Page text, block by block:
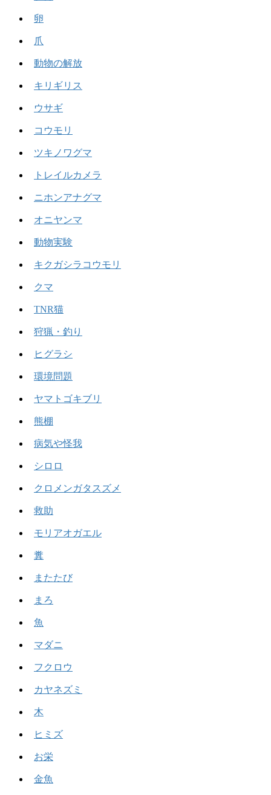
卵
爪
動物の解放
キリギリス
ウサギ
コウモリ
ツキノワグマ
トレイルカメラ
ニホンアナグマ
オニヤンマ
動物実験
キクガシラコウモリ
クマ
TNR猫
狩猟・釣り
ヒグラシ
環境問題
ヤマトゴキブリ
熊棚
病気や怪我
シロロ
クロメンガタスズメ
救助
モリアオガエル
糞
またたび
まろ
魚
マダニ
フクロウ
カヤネズミ
木
ヒミズ
お栄
金魚